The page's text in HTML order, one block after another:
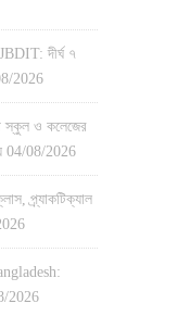
দীর্ঘ ৭
2026
স্কুল ও কলেজের
04/08/2026
প্র্যাকটিক্যাল
2026